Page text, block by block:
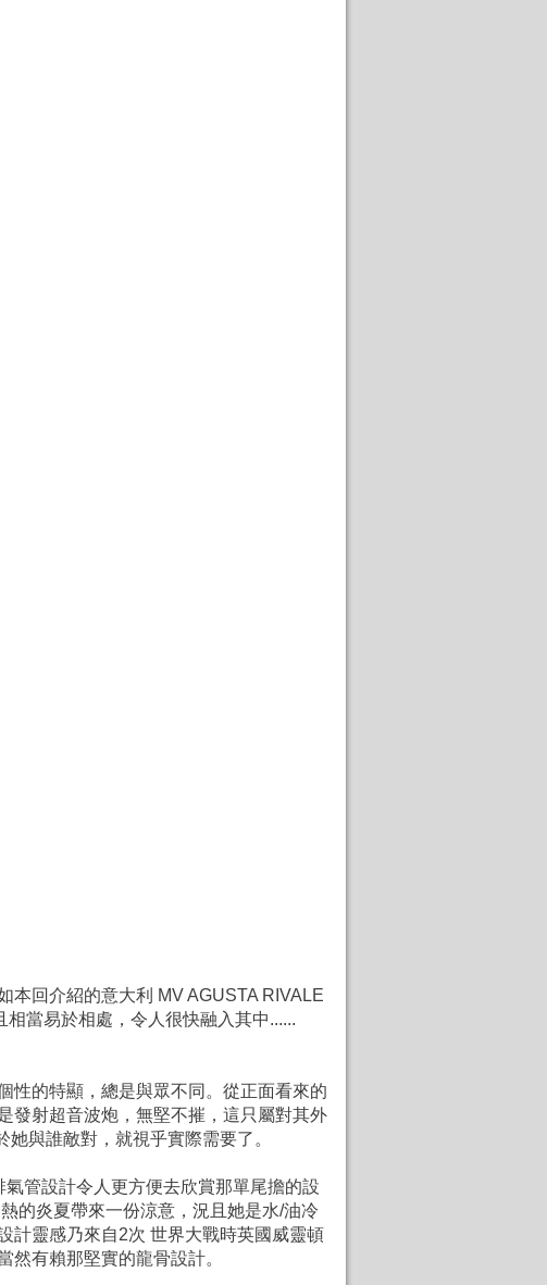
本回介紹的意大利 MV AGUSTA RIVALE
當易於相處，令人很快融入其中......
性的特顯，總是與眾不同。從正面看來的
發射超音波炮，無堅不摧，這只屬對其外
與誰敵對，就視乎實際需要了。
管設計令人更方便去欣賞那單尾擔的設
的炎夏帶來一份涼意，況且她是水/油冷
計靈感乃來自2次 世界大戰時英國威靈頓
有賴那堅實的龍骨設計。